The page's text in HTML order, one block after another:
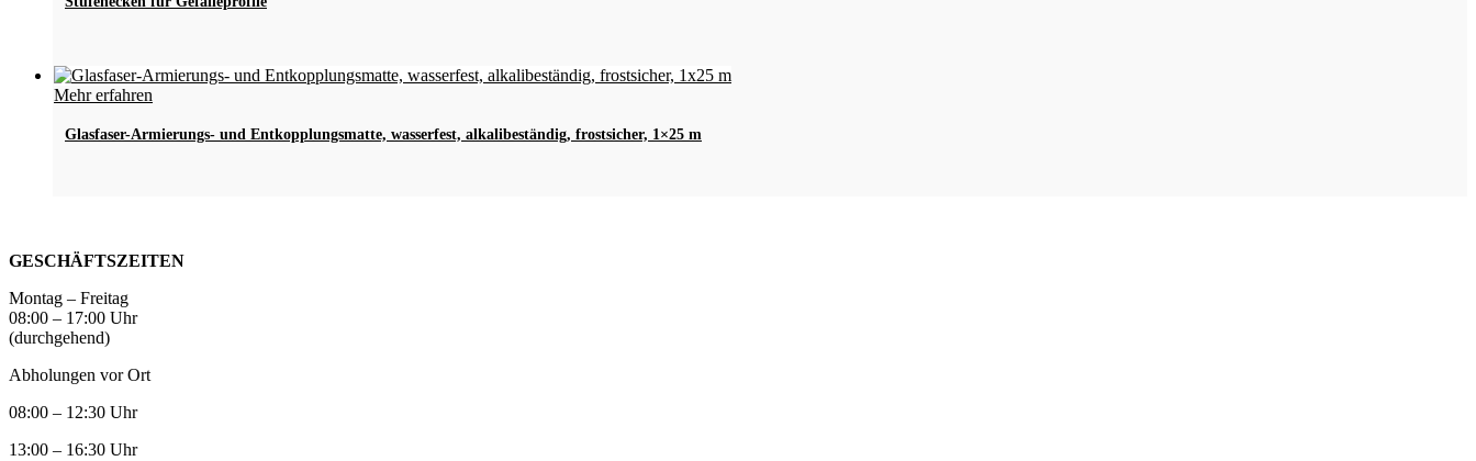
Die
auf
Mehr erfahren
Glasfaser-Armierungs- und Entkopplungsmatte, wasserfest, alkalibeständig, frostsicher, 1×25 m
GESCHÄFTSZEITEN
Montag – Freitag
08:00 – 17:00 Uhr
(durchgehend)
Abholungen vor Ort
08:00 – 12:30 Uhr
13:00 – 16:30 Uhr